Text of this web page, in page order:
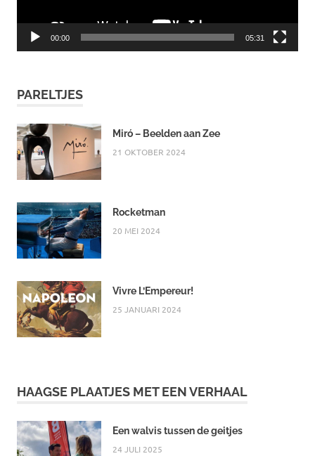
00:00 05:31
PARELTJES
Miró – Beelden aan Zee
21 OKTOBER 2024
Rocketman
20 MEI 2024
Vivre L’Empereur!
25 JANUARI 2024
HAAGSE PLAATJES MET EEN VERHAAL
Een walvis tussen de geitjes
24 JULI 2025